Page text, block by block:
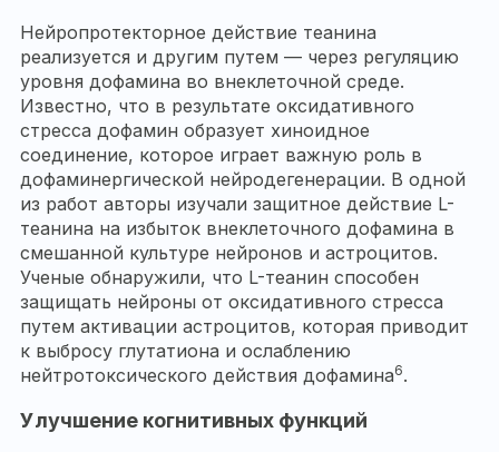
Нейропротекторное действие теанина
реализуется и другим путем — через регуляцию
уровня дофамина во внеклеточной среде.
Известно, что в результате оксидативного
стресса дофамин образует хиноидное
соединение, которое играет важную роль в
дофаминергической нейродегенерации. В одной
из работ авторы изучали защитное действие L-
теанина на избыток внеклеточного дофамина в
смешанной культуре нейронов и астроцитов.
Ученые обнаружили, что L-теанин способен
защищать нейроны от оксидативного стресса
путем активации астроцитов, которая приводит
к выбросу глутатиона и ослаблению
нейтротоксического действия дофамина6.
Улучшение когнитивных функций